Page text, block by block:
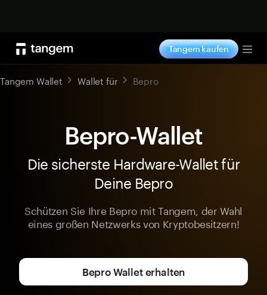
Tangem kaufen
Tangem Wallet Wallet für Bepro
Bepro-Wallet
Die sicherste Hardware-Wallet für
Deine Bepro
Schützen Sie Ihre Bepro mit Tangem, der Wahl
eines großen Netzwerks von Kryptobesitzern!
Bepro Wallet erhalten